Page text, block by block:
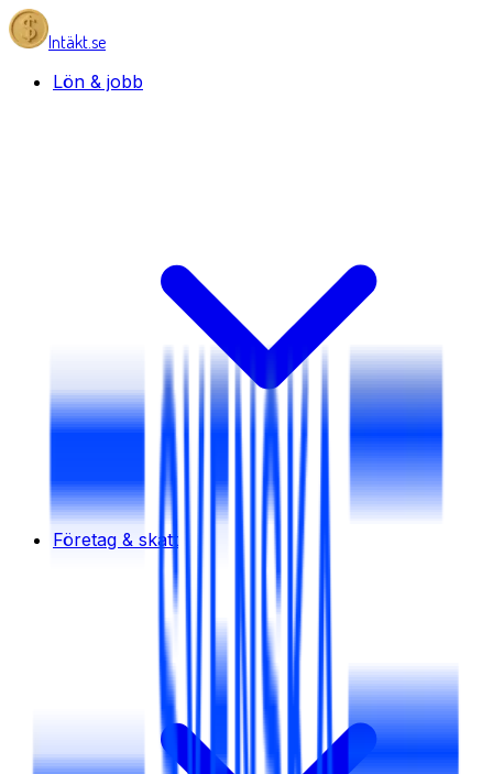
Intäkt.se
Lön & jobb
Företag & skatt